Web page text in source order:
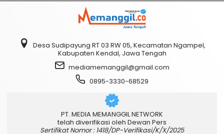
Desa Sudipayung RT 03 RW 05, Kecamatan Ngampel,
Kabupaten Kendal, Jawa Tengah
mediamemanggil@gmail.com
0895-3330-68529
PT. MEDIA MEMANGGIL NETWORK
telah diverifikasi oleh Dewan Pers
Sertifikat Nomor : 1418/DP-Verifikasi/K/X/2025